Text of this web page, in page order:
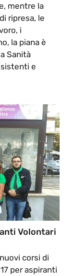
mentre la
ripresa, le
i
la piana è
Sanità
e
Volontari
nuovi corsi di
per aspiranti